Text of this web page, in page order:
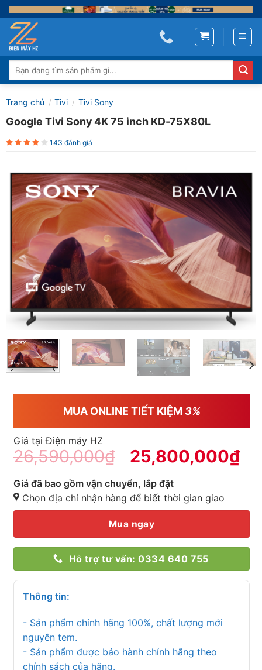
Skip
to
content
Tìm
kiếm:
Trang chủ / Tivi / Tivi Sony
Google Tivi Sony 4K 75 inch KD-75X80L
143 đánh giá
MUA ONLINE TIẾT KIỆM3%
Giá tại Điện máy HZ
26,590,000₫ 25,800,000₫
Giá đã bao gồm vận chuyển, lắp đặt
Chọn địa chỉ nhận hàng để biết thời gian giao
Mua ngay
Hỗ trợ tư vấn: 0334 640 755
Thông tin:
- Sản phẩm chính hãng 100%, chất lượng mới
nguyên tem.
- Sản phẩm được bảo hành chính hãng theo
chính sách của hãng.